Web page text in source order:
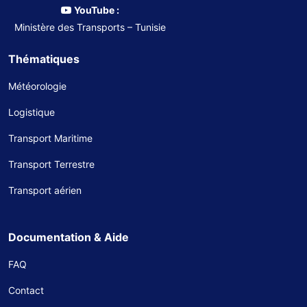
YouTube :
Ministère des Transports – Tunisie
Thématiques
Météorologie
Logistique
Transport Maritime
Transport Terrestre
Transport aérien
Documentation & Aide
FAQ
Contact